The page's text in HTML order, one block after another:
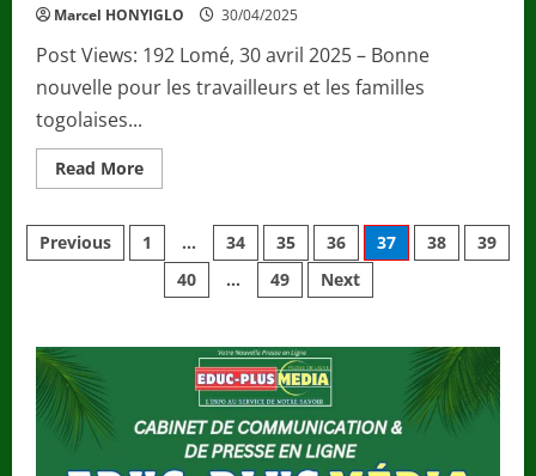
Marcel HONYIGLO 30/04/2025
Post Views: 192 Lomé, 30 avril 2025 – Bonne
nouvelle pour les travailleurs et les familles
togolaises...
Read MoreRead
more
/
Togo
–
long
festif
Togolais
:
le
vendredi
2
Pagination
publications
Previous 1 … 34 35 36 37 38
39
40
… 49 Next